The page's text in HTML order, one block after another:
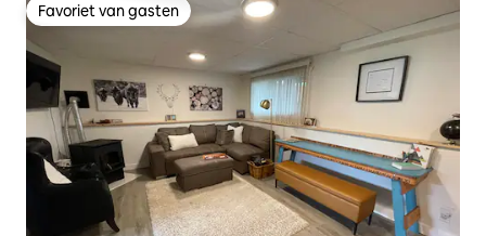
Favoriet van gasten
Favoriet van gasten